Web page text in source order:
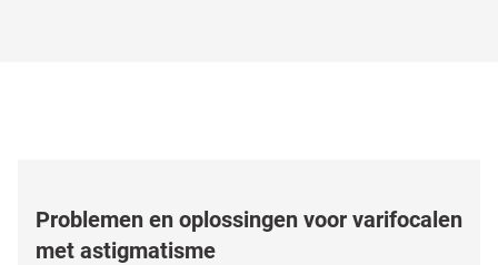
Problemen en oplossingen voor varifocalen
met astigmatisme